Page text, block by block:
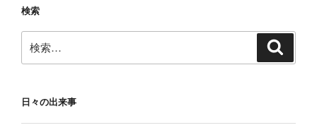
ン
検索
索:
日々の出来事